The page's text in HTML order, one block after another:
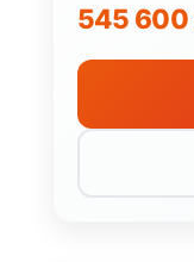
545 600